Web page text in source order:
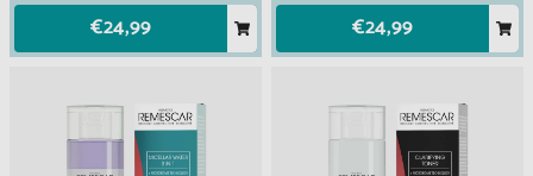
€24,99 €24,99